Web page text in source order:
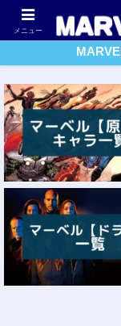
アベンジャーズ
メニュー